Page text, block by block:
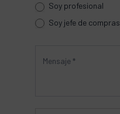
Soy profesional
Soy jefe de compras